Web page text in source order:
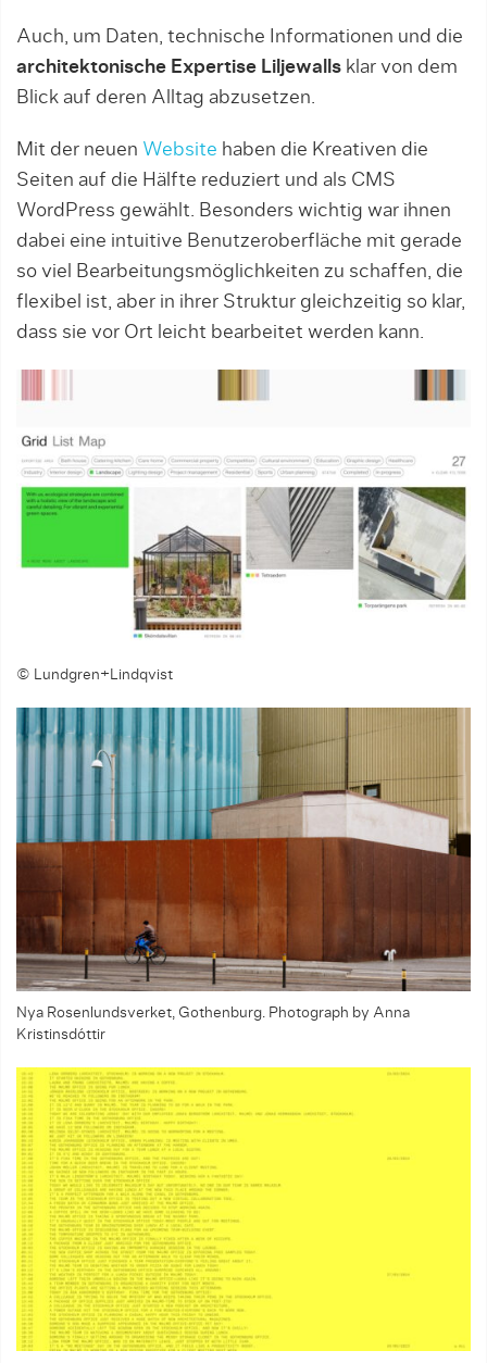
Auch, um Daten, technische Informationen und die
architektonische Expertise Liljewalls klar von dem
Blick auf deren Alltag abzusetzen.
Mit der neuen Website haben die Kreativen die
Seiten auf die Hälfte reduziert und als CMS
WordPress gewählt. Besonders wichtig war ihnen
dabei eine intuitive Benutzeroberfläche mit gerade
so viel Bearbeitungsmöglichkeiten zu schaffen, die
flexibel ist, aber in ihrer Struktur gleichzeitig so klar,
dass sie vor Ort leicht bearbeitet werden kann.
© Lundgren+Lindqvist
Nya Rosenlundsverket, Gothenburg. Photograph by Anna
Kristinsdóttir